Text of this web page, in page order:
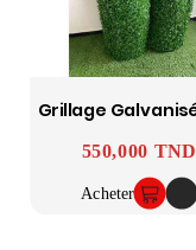
Prix
550,000 TND
Acheter